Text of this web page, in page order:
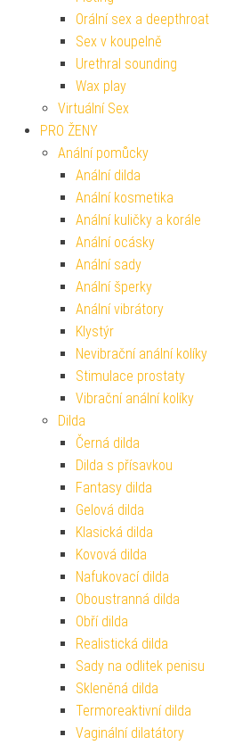
Orální sex a deepthroat
Sex v koupelně
Urethral sounding
Wax play
Virtuální Sex
PRO ŽENY
Anální pomůcky
Anální dilda
Anální kosmetika
Anální kuličky a korále
Anální ocásky
Anální sady
Anální šperky
Anální vibrátory
Klystýr
Nevibrační anální kolíky
Stimulace prostaty
Vibrační anální kolíky
Dilda
Černá dilda
Dilda s přísavkou
Fantasy dilda
Gelová dilda
Klasická dilda
Kovová dilda
Nafukovací dilda
Oboustranná dilda
Obří dilda
Realistická dilda
Sady na odlitek penisu
Skleněná dilda
Termoreaktivní dilda
Vaginální dilatátory